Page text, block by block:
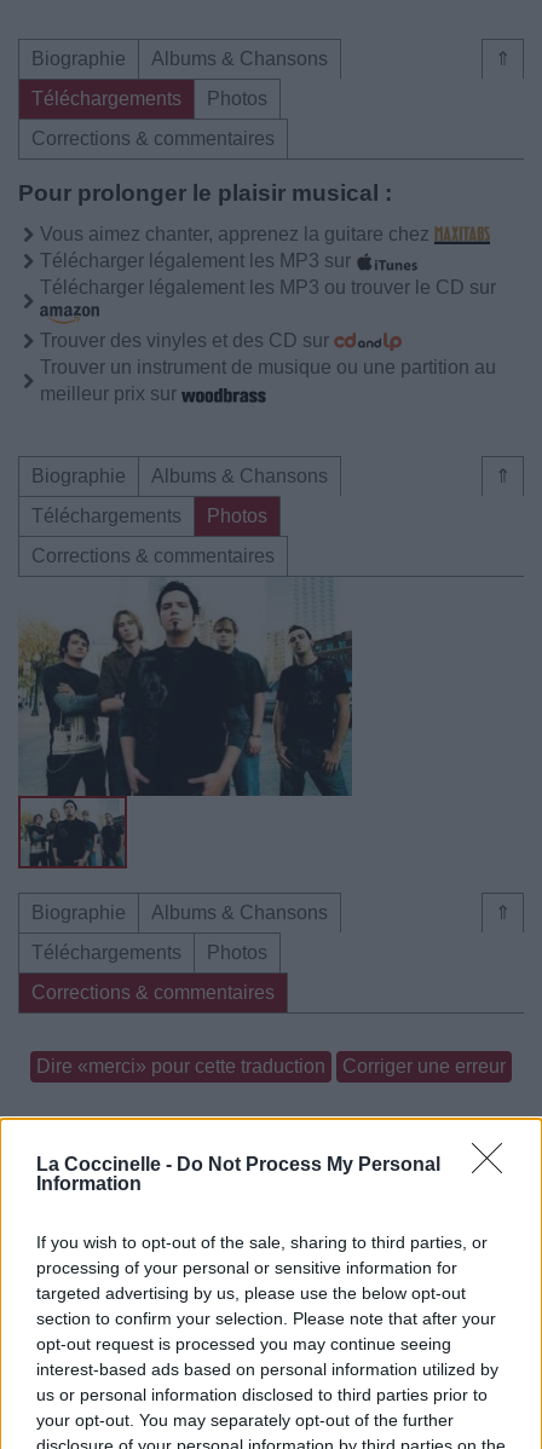
La Coccinelle - Do Not Process My Personal
Information
If you wish to opt-out of the sale, sharing to third parties, or
processing of your personal or sensitive information for
targeted advertising by us, please use the below opt-out
section to confirm your selection. Please note that after your
opt-out request is processed you may continue seeing
interest-based ads based on personal information utilized by
us or personal information disclosed to third parties prior to
your opt-out. You may separately opt-out of the further
⇑
Biographie
Albums & Chansons
Téléchargements
Photos
Corrections & commentaires
Pour prolonger le plaisir musical :
Vous aimez chanter, apprenez la guitare chez
Télécharger légalement les MP3 sur
Télécharger légalement les MP3 ou trouver le CD sur
Trouver des vinyles et des CD sur
Trouver un instrument de musique ou une partition au
meilleur prix sur
⇑
Biographie
Albums & Chansons
Téléchargements
Photos
Corrections & commentaires
⇑
Biographie
Albums & Chansons
Téléchargements
Photos
Corrections & commentaires
Dire «merci» pour cette traduction Corriger une erreur